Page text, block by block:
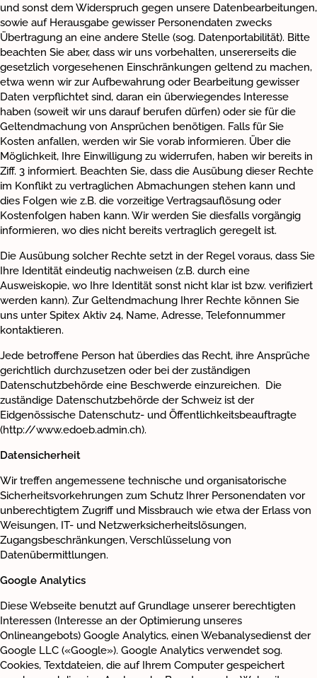
und sonst dem Widerspruch gegen unsere Datenbearbeitungen,
sowie auf Herausgabe gewisser Personendaten zwecks
Übertragung an eine andere Stelle (sog. Datenportabilität). Bitte
beachten Sie aber, dass wir uns vorbehalten, unsererseits die
gesetzlich vorgesehenen Einschränkungen geltend zu machen,
etwa wenn wir zur Aufbewahrung oder Bearbeitung gewisser
Daten verpflichtet sind, daran ein überwiegendes Interesse
haben (soweit wir uns darauf berufen dürfen) oder sie für die
Geltendmachung von Ansprüchen benötigen. Falls für Sie
Kosten anfallen, werden wir Sie vorab informieren. Über die
Möglichkeit, Ihre Einwilligung zu widerrufen, haben wir bereits in
Ziff. 3 informiert. Beachten Sie, dass die Ausübung dieser Rechte
im Konflikt zu vertraglichen Abmachungen stehen kann und
dies Folgen wie z.B. die vorzeitige Vertragsauflösung oder
Kostenfolgen haben kann. Wir werden Sie diesfalls vorgängig
informieren, wo dies nicht bereits vertraglich geregelt ist.
Die Ausübung solcher Rechte setzt in der Regel voraus, dass Sie
Ihre Identität eindeutig nachweisen (z.B. durch eine
Ausweiskopie, wo Ihre Identität sonst nicht klar ist bzw. verifiziert
werden kann). Zur Geltendmachung Ihrer Rechte können Sie
uns unter Spitex Aktiv 24, Name, Adresse, Telefonnummer
kontaktieren.
Jede betroffene Person hat überdies das Recht, ihre Ansprüche
gerichtlich durchzusetzen oder bei der zuständigen
Datenschutzbehörde eine Beschwerde einzureichen. Die
zuständige Datenschutzbehörde der Schweiz ist der
Eidgenössische Datenschutz- und Öffentlichkeitsbeauftragte
(http://www.edoeb.admin.ch).
Datensicherheit
Wir treffen angemessene technische und organisatorische
Sicherheitsvorkehrungen zum Schutz Ihrer Personendaten vor
unberechtigtem Zugriff und Missbrauch wie etwa der Erlass von
Weisungen, IT- und Netzwerksicherheitslösungen,
Zugangsbeschränkungen, Verschlüsselung von
Datenübermittlungen.
Google Analytics
Diese Webseite benutzt auf Grundlage unserer berechtigten
Interessen (Interesse an der Optimierung unseres
Onlineangebots) Google Analytics, einen Webanalysedienst der
Google LLC («Google»). Google Analytics verwendet sog.
Cookies, Textdateien, die auf Ihrem Computer gespeichert